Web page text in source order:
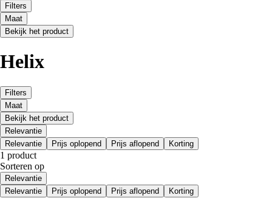
Filters
Maat
Bekijk het product
Helix
Filters
Maat
Bekijk het product
Relevantie
Relevantie
Prijs oplopend Prijs aflopend Korting
1 product
Sorteren op
Relevantie
Relevantie
Prijs oplopend Prijs aflopend Korting